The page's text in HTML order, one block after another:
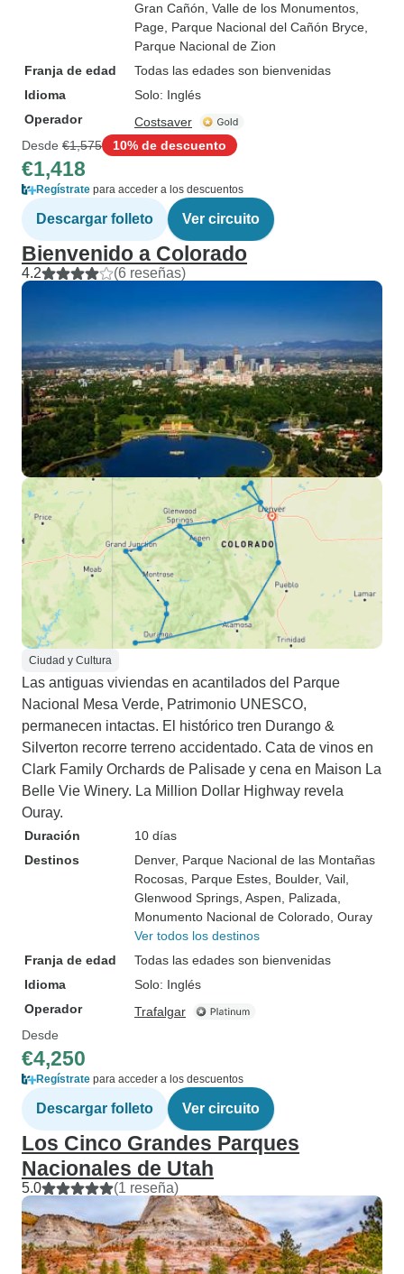
Gran Cañón , Valle de los Monumentos
Page , Parque Nacional del Cañón Bryce
Parque Nacional de Zion
Franja de edad
Todas las edades son bienvenidas
Idioma
Solo: Inglés
Operador
Costsaver
Desde €1,575 10% de descuento
€1,418
Regístrate para acceder a los descuentos
Descargar folleto Ver circuito
Bienvenido a Colorado
4.2 (6 reseñas)
Ciudad y Cultura
Las antiguas viviendas en acantilados del Parque
Nacional Mesa Verde, Patrimonio UNESCO,
permanecen intactas. El histórico tren Durango &
Silverton recorre terreno accidentado. Cata de vinos en
Clark Family Orchards de Palisade y cena en Maison La
Belle Vie Winery. La Million Dollar Highway revela
Ouray.
Duración
10 días
Destinos
Denver, Parque Nacional de las Montañas
Rocosas , Parque Estes , Boulder, Vail
Glenwood Springs , Aspen , Palizada
Monumento Nacional de Colorado , Ouray
Ver todos los destinos
Franja de edad
Todas las edades son bienvenidas
Idioma
Solo: Inglés
Operador
Trafalgar
Desde
€4,250
Regístrate para acceder a los descuentos
Descargar folleto Ver circuito
Los Cinco Grandes Parques
Nacionales de Utah
5.0 (1 reseña)